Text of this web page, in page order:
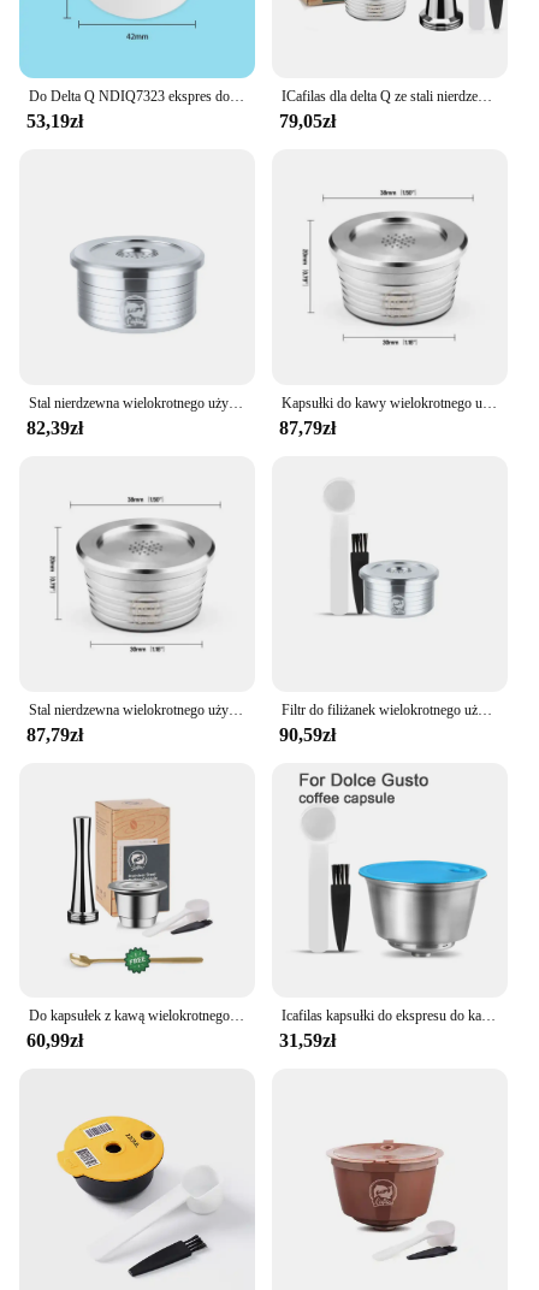
53,19zł
ICafilas dla delta Q ze stali nierdzewnej kapsułki kawy do ponownego napełniania filtr Pod kapper kompatybilny z ekspresem do kawy DELTA Q
79,05zł
82,39zł 87,79zł
87,79zł
Filtr do filiżanek wielokrotnego użytku ze stali nierdzewnej kompatybilny z AAA 3A C225/delta q NDIQ7323/EP MINI (punktowy laazza)
90,59zł
Do kapsułek z kawą wielokrotnego użytku Nespresso ze stali nierdzewnej bogate kremie Espresso filtry wielokrotnego napełniania Pod Fit Inissia Pixie Essenza Mini
60,99zł
Icafilas kapsułki do ekspresu do kawy wielokrotnego użytku dla Dolce Gusto dla cafissimo dla Delta Q dla Philips Senseo dla filtra Nespresso
31,59zł